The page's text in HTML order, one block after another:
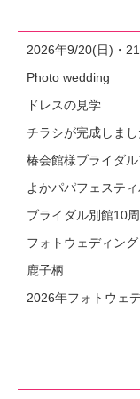
2026年9/20(日)・
Photo wedding
ドレスの見学
チラシが完成しまし
椿会館様ブライダ
よかパパフェステ
ブライダル別館10
フォトウェディン
鹿子柄
2026年フォトウェ